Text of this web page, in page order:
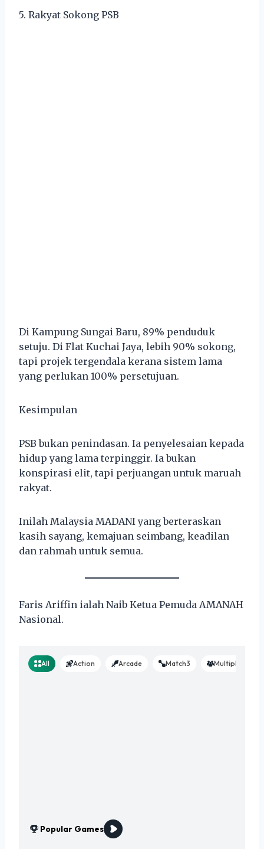
5. Rakyat Sokong PSB
Di Kampung Sungai Baru, 89% penduduk
setuju. Di Flat Kuchai Jaya, lebih 90% sokong,
tapi projek tergendala kerana sistem lama
yang perlukan 100% persetujuan.
Kesimpulan
PSB bukan penindasan. Ia penyelesaian kepada
hidup yang lama terpinggir. Ia bukan
konspirasi elit, tapi perjuangan untuk maruah
rakyat.
Inilah Malaysia MADANI yang berteraskan
kasih sayang, kemajuan seimbang, keadilan
dan rahmah untuk semua.
Faris Ariffin ialah Naib Ketua Pemuda AMANAH
Nasional.